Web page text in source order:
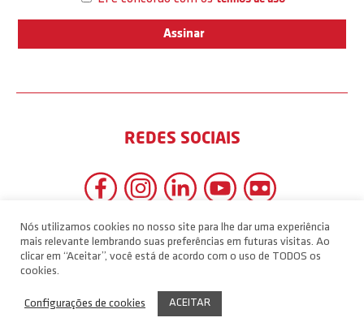
REDES SOCIAIS
Nós utilizamos cookies no nosso site para lhe dar uma experiência
mais relevante lembrando suas preferências em futuras visitas. Ao
clicar em “Aceitar”, você está de acordo com o uso de TODOS os
cookies.
Configurações de cookies ACEITAR